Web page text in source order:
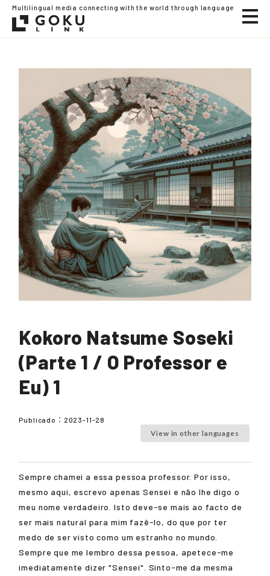
Multilingual media connecting with the world through language
Kokoro Natsume Soseki
(Parte 1 / O Professor e
Eu) 1
Publicado： 2023-11-28
View in other languages
Sempre chamei a essa pessoa professor. Por isso,
mesmo aqui, escrevo apenas Sensei e não lhe digo o
meu nome verdadeiro. Isto deve-se mais ao facto de
ser mais natural para mim fazê-lo, do que por ter
medo de ser visto como um estranho no mundo.
Sempre que me lembro dessa pessoa, apetece-me
imediatamente dizer "Sensei". Sinto-me da mesma